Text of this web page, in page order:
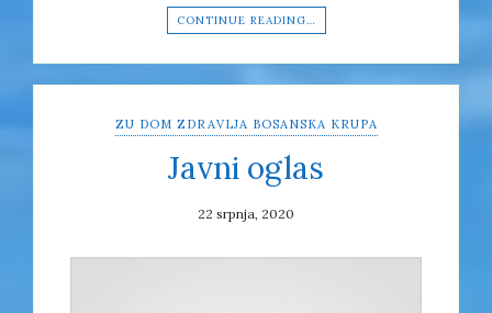
CONTINUE READING…
ZU DOM ZDRAVLJA BOSANSKA KRUPA
Javni oglas
22 srpnja, 2020